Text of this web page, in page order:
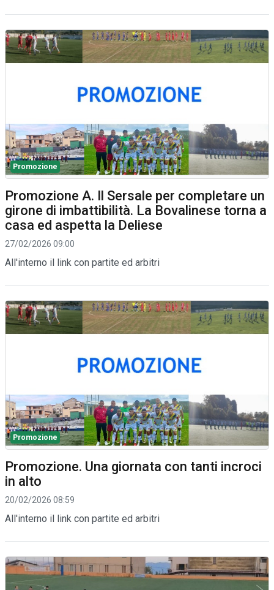
Promozione
Promozione A. Il Sersale per completare un
girone di imbattibilità. La Bovalinese torna a
casa ed aspetta la Deliese
27/02/2026 09:00
All'interno il link con partite ed arbitri
Promozione
Promozione. Una giornata con tanti incroci
in alto
20/02/2026 08:59
All'interno il link con partite ed arbitri